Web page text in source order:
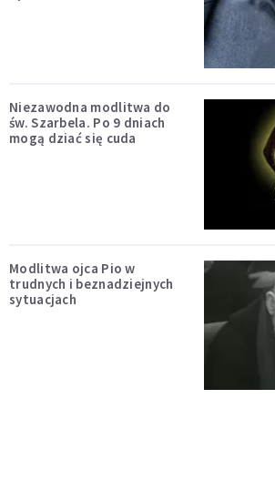
Niezawodna modlitwa do
św. Szarbela. Po 9 dniach
mogą dziać się cuda
Modlitwa ojca Pio w
trudnych i beznadziejnych
sytuacjach